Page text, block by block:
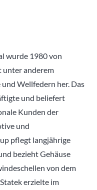
wurde 1980 von
unter anderem
Wellfedern her. Das
und beliefert
Kunden der
und
pflegt langjährige
bezieht Gehäuse
von dem
erzielte im